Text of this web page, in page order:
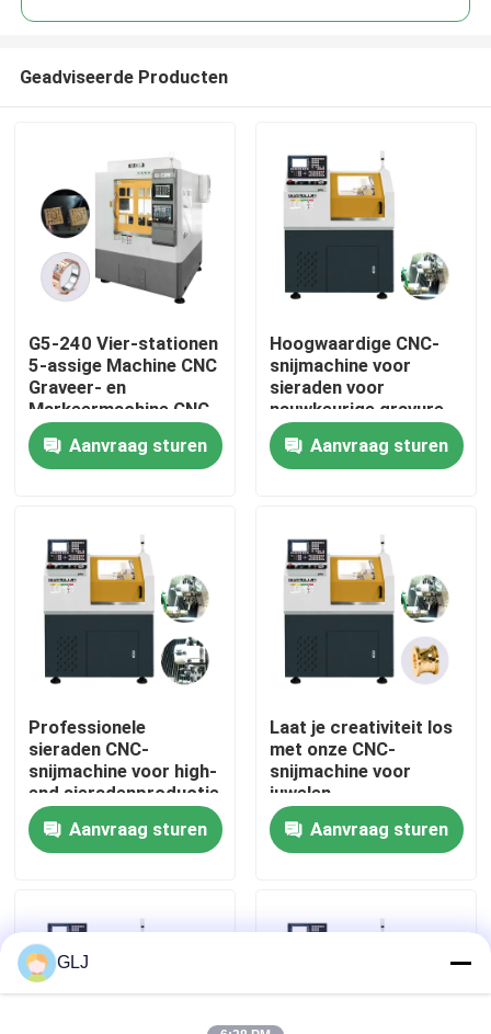
Huis
Producten
VR -show
Over Ons
Fabriekstour
Kwaliteitscontrole
Neem contact met ons op
Gevallen
Geadviseerde Producten
G5-240 Vier-stationen
5-assige Machine CNC
Graveer- en
Markeermachine CNC
Gouden Sieraden 5-
assige CNC
Tandheelkundige
Aanvraag sturen
Hoogwaardige CNC-
snijmachine voor
sieraden voor
nauwkeurige gravure
Aanvraag sturen
Professionele
sieraden CNC-
snijmachine voor high-
end sieradenproductie
Aanvraag sturen
Laat je creativiteit los
met onze CNC-
snijmachine voor
juwelen
Aanvraag sturen
GLJ